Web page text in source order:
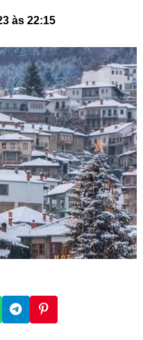
às 22:15